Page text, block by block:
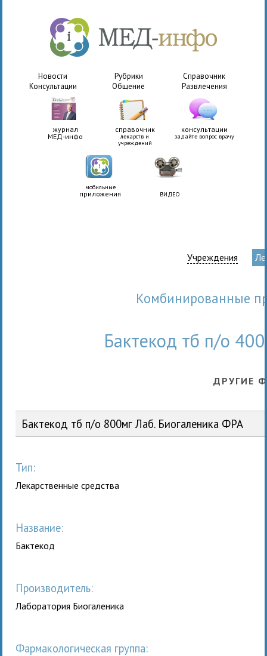
Новости Рубрики
Справочник
Консультации
Общение Развлечения
журнал
МЕД-инфо
справочник
лекарств и
учреждений
консультации
задайте вопрос врачу
мобильные
приложения ВИДЕО
Учреждения
Комбинированные
Бактекод тб п/о
ДРУГИЕ
Бактекод тб п/о 800мг Лаб. Биогаленика ФРА
Тип:
Лекарственные средства
Название:
Бактекод
Производитель:
Лаборатория Биогаленика
Фармакологическая группа: